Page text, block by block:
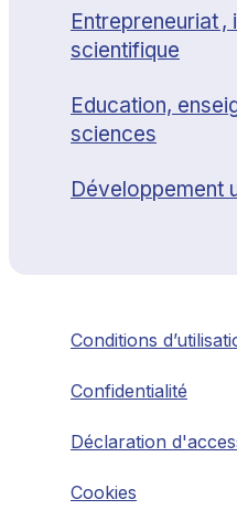
Entrepreneuriat
scientifique
Education,
sciences
Développement
Conditions
Confidentialité
Déclaration
Cookies